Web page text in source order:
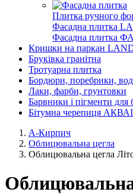
Плитка ручного
Фасадна плитка
Фасадна плитка
Кришки на паркан
Бруківка гранітна
Тротуарна плитка
Бордюри, поребрики,
Лаки, фарби, грунтовки
Барвники і пігменти для
Бітумна черепиця
А-Кирпич
Облицювальна цегла
Облицювальна цегла